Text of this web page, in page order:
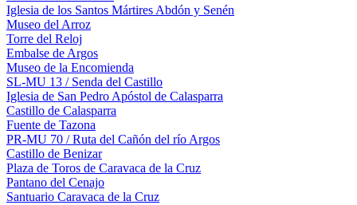
Iglesia de los Santos Mártires Abdón y Senén
Museo del Arroz
Torre del Reloj
Embalse de Argos
Museo de la Encomienda
SL-MU 13 / Senda del Castillo
Iglesia de San Pedro Apóstol de Calasparra
Castillo de Calasparra
Fuente de Tazona
PR-MU 70 / Ruta del Cañón del río Argos
Castillo de Benizar
Plaza de Toros de Caravaca de la Cruz
Pantano del Cenajo
Santuario Caravaca de la Cruz